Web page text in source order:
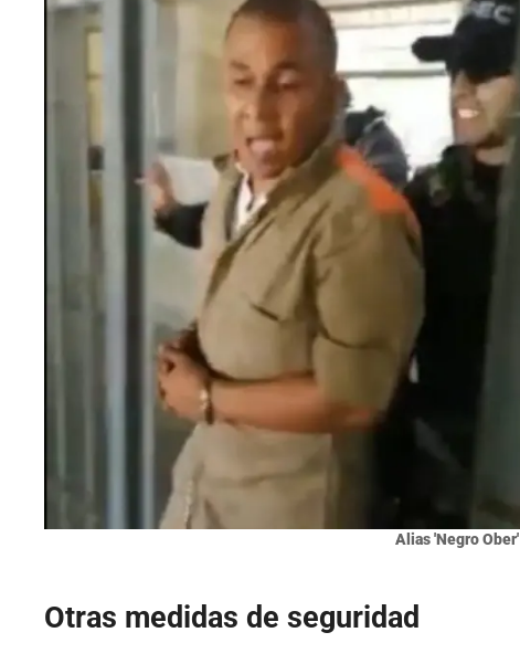
Alias 'Negro Ober'
Otras medidas de seguridad